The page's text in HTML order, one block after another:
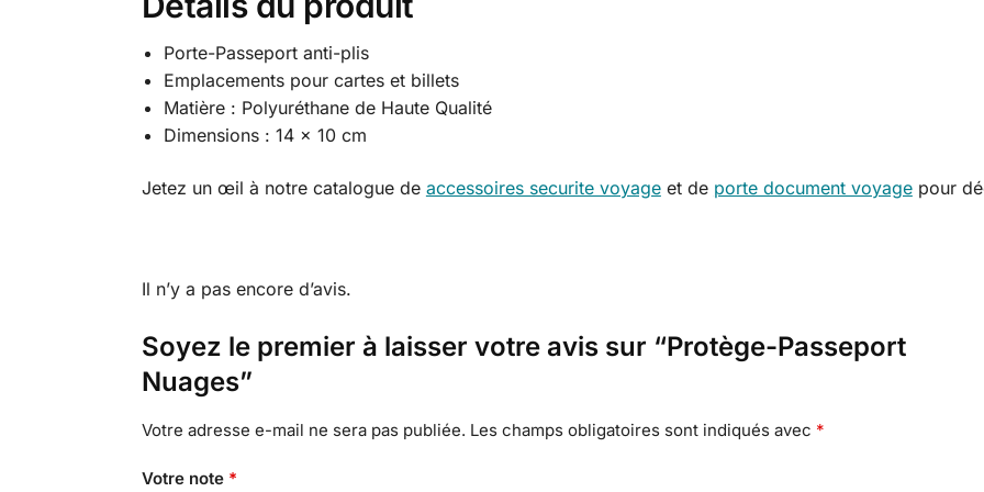
Porte-Passeport anti-plis
Emplacements pour cartes et billets
Matière : Polyuréthane de Haute Qualité
Dimensions : 14 x 10 cm
Jetez un œil à notre catalogue de accessoires securite voyageet de porte document voyagepour
Il n’y a pas encore d’avis.
Soyez le premier à laisser votre avis sur “Protège-Passeport
Nuages”
Votre adresse e-mail ne sera pas publiée. Les champs obligatoires sont indiqués avec *
Votre note *